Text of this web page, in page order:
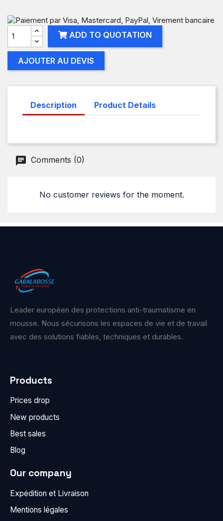
ADD TO QUOTATION
AJOUTER AU DEVIS
Description Product Details
Comments (0)
No customer reviews for the moment.
Leader européen des protections anti-traumatisme en
mousse. Nous sécurisons les espaces de vie et de travail
avec des solutions fiables, techniques et durables.
Products
Prices drop
New products
Best sales
Blog
Our company
Expédition et Livraison
Mentions légales